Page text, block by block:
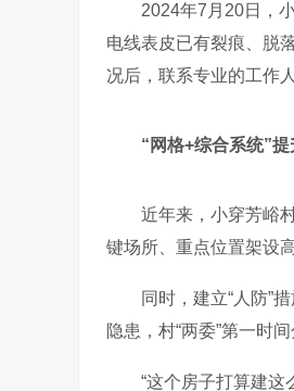
2024年7 月 20日
，
电线表皮已有裂痕、脱
况后，联系专业的工作
“网格+综合系统”提
近年来，小穿芳峪
键场所、重点位置架设
同时，建立“人防”
隐患，村“两委”第一时
“这个房子打算建这